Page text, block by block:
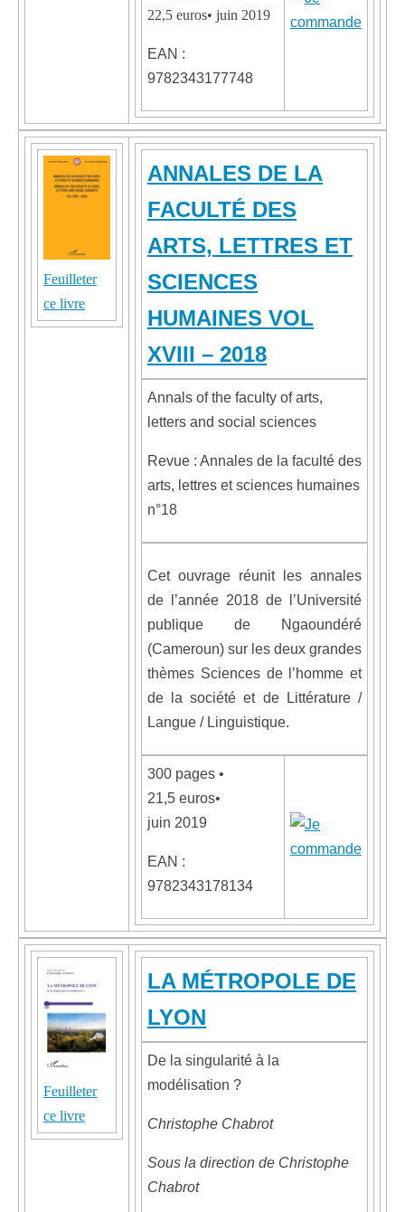
22,5 euros• juin 2019
EAN :
9782343177748
Feuilleter
ce livre
ANNALES DE LA
FACULTÉ DES
ARTS, LETTRES ET
SCIENCES
HUMAINES VOL
XVIII – 2018
Annals of the faculty of arts,
letters and social sciences
Revue : Annales de la faculté des
arts, lettres et sciences humaines
n°18
Cet ouvrage réunit les annales
de l’année 2018 de l’Université
publique de Ngaoundéré
(Cameroun) sur les deux grandes
thèmes Sciences de l’homme et
de la société et de Littérature /
Langue / Linguistique.
300 pages •
21,5 euros•
juin 2019
EAN :
9782343178134
Feuilleter
ce livre
LA MÉTROPOLE DE
LYON
De la singularité à la
modélisation ?
Christophe Chabrot
Sous la direction de Christophe
Chabrot